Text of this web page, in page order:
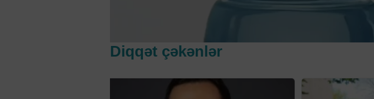
Diqqət çəkənlər